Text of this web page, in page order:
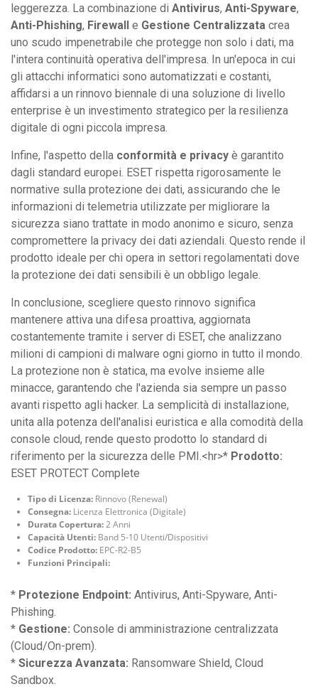
leggerezza. La combinazione di Antivirus, Anti-Spyware,
Anti-Phishing, Firewall e Gestione Centralizzata crea
uno scudo impenetrabile che protegge non solo i dati, ma
l'intera continuità operativa dell'impresa. In un'epoca in cui
gli attacchi informatici sono automatizzati e costanti,
affidarsi a un rinnovo biennale di una soluzione di livello
enterprise è un investimento strategico per la resilienza
digitale di ogni piccola impresa.
Infine, l'aspetto della conformità e privacy è garantito
dagli standard europei. ESET rispetta rigorosamente le
normative sulla protezione dei dati, assicurando che le
informazioni di telemetria utilizzate per migliorare la
sicurezza siano trattate in modo anonimo e sicuro, senza
compromettere la privacy dei dati aziendali. Questo rende il
prodotto ideale per chi opera in settori regolamentati dove
la protezione dei dati sensibili è un obbligo legale.
In conclusione, scegliere questo rinnovo significa
mantenere attiva una difesa proattiva, aggiornata
costantemente tramite i server di ESET, che analizzano
milioni di campioni di malware ogni giorno in tutto il mondo.
La protezione non è statica, ma evolve insieme alle
minacce, garantendo che l'azienda sia sempre un passo
avanti rispetto agli hacker. La semplicità di installazione,
unita alla potenza dell'analisi euristica e alla comodità della
console cloud, rende questo prodotto lo standard di
riferimento per la sicurezza delle PMI.<hr>* Prodotto:
ESET PROTECT Complete
Tipo di Licenza: Rinnovo (Renewal)
Consegna: Licenza Elettronica (Digitale)
Durata Copertura:2 Anni
Capacità Utenti: Band 5-10 Utenti/Dispositivi
Codice Prodotto: EPC-R2-B5
Funzioni Principali:
* Protezione Endpoint: Antivirus, Anti-Spyware, Anti-
Phishing.
* Gestione: Console di amministrazione centralizzata
(Cloud/On-prem).
* Sicurezza Avanzata: Ransomware Shield, Cloud
Sandbox.